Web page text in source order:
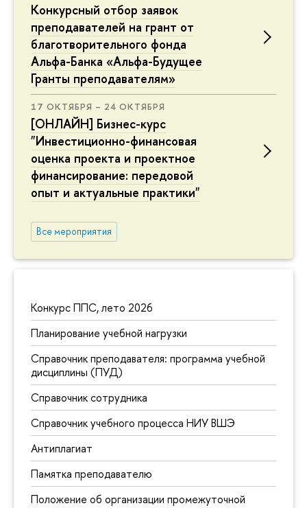
Конкурсный отбор заявок
преподавателей на грант от
благотворительного фонда
Альфа-Банка «Альфа-Будущее
Гранты преподавателям»
17 ОКТЯБРЯ – 24 ОКТЯБРЯ
[ОНЛАЙН] Бизнес-курс
"Инвестиционно-финансовая
оценка проекта и проектное
финансирование: передовой
опыт и актуальные практики"
Все мероприятия
Конкурс ППС, лето 2026
Планирование учебной нагрузки
Справочник преподавателя: программа учебной
дисциплины (ПУД)
Справочник сотрудника
Справочник учебного процесса НИУ ВШЭ
Антиплагиат
Памятка преподавателю
Положение об организации промежуточной